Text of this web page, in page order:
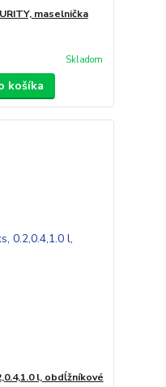
maselnička
Skladom
košíka
l, obdĺžníkové